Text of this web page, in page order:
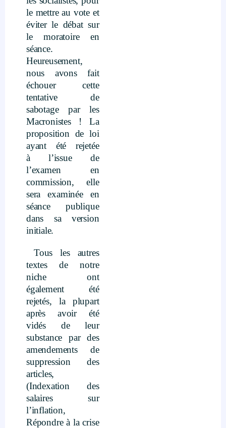
le mettre au vote et
éviter le débat sur
le moratoire en
séance.
Heureusement,
nous avons fait
échouer cette
tentative de
sabotage par les
Macronistes ! La
proposition de loi
ayant été rejetée
à l’issue de
l’examen en
commission, elle
sera examinée en
séance publique
dans sa version
initiale.
Tous les autres
textes de notre
niche ont
également été
rejetés, la plupart
après avoir été
vidés de leur
substance par des
amendements de
suppression des
articles,
(Indexation des
salaires sur
l’inflation,
Répondre à la crise